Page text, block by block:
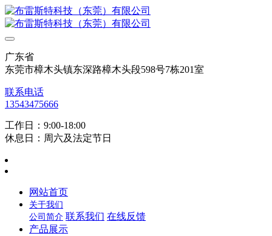
广东省
东莞市樟木头镇东深路樟木头段598号7栋201室
联系电话
13543475666
工作日：9:00-18:00
休息日：周六及法定节日
网站首页
关于我们
公司简介 联系我们 在线反馈
产品展示